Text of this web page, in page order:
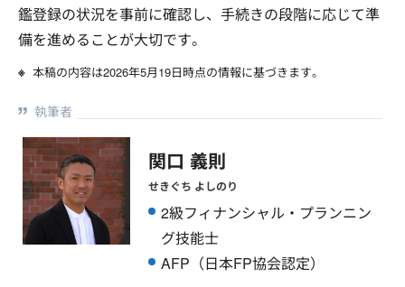
鑑登録の状況を事前に確認し、手続きの段階に応じて準
備を進めることが大切です。
本稿の内容は2026年5月19日時点の情報に基づきます。
執筆者
関口 義則
せきぐち よしのり
2級フィナンシャル・プランニン
グ技能士
AFP（日本FP協会認定）